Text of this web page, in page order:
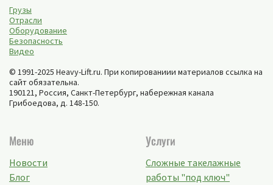
Грузы
Отрасли
Оборудование
Безопасность
Видео
© 1991-2025 Heavy-Lift.ru. При копированиии материалов ссылка на
сайт обязательна.
190121, Россия, Санкт-Петербург, набережная канала
Грибоедова, д. 148-150.
Меню
Новости
Блог
Услуги
Сложные такелажные
работы "под ключ"